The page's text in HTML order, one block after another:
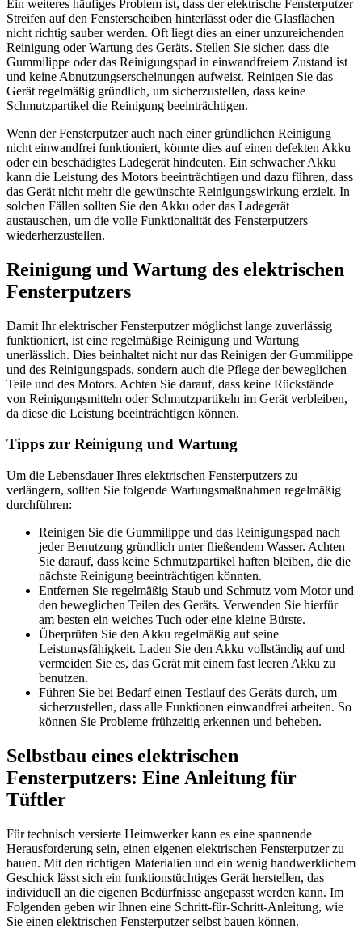
Ein weiteres häufiges Problem ist, dass der elektrische Fensterputzer
Streifen auf den Fensterscheiben hinterlässt oder die Glasflächen
nicht richtig sauber werden. Oft liegt dies an einer unzureichenden
Reinigung oder Wartung des Geräts. Stellen Sie sicher, dass die
Gummilippe oder das Reinigungspad in einwandfreiem Zustand ist
und keine Abnutzungserscheinungen aufweist. Reinigen Sie das
Gerät regelmäßig gründlich, um sicherzustellen, dass keine
Schmutzpartikel die Reinigung beeinträchtigen.
Wenn der Fensterputzer auch nach einer gründlichen Reinigung
nicht einwandfrei funktioniert, könnte dies auf einen defekten Akku
oder ein beschädigtes Ladegerät hindeuten. Ein schwacher Akku
kann die Leistung des Motors beeinträchtigen und dazu führen, dass
das Gerät nicht mehr die gewünschte Reinigungswirkung erzielt. In
solchen Fällen sollten Sie den Akku oder das Ladegerät
austauschen, um die volle Funktionalität des Fensterputzers
wiederherzustellen.
Reinigung und Wartung des elektrischen
Fensterputzers
Damit Ihr elektrischer Fensterputzer möglichst lange zuverlässig
funktioniert, ist eine regelmäßige Reinigung und Wartung
unerlässlich. Dies beinhaltet nicht nur das Reinigen der Gummilippe
und des Reinigungspads, sondern auch die Pflege der beweglichen
Teile und des Motors. Achten Sie darauf, dass keine Rückstände
von Reinigungsmitteln oder Schmutzpartikeln im Gerät verbleiben,
da diese die Leistung beeinträchtigen können.
Tipps zur Reinigung und Wartung
Um die Lebensdauer Ihres elektrischen Fensterputzers zu
verlängern, sollten Sie folgende Wartungsmaßnahmen regelmäßig
durchführen:
Reinigen Sie die Gummilippe und das Reinigungspad nach
jeder Benutzung gründlich unter fließendem Wasser. Achten
Sie darauf, dass keine Schmutzpartikel haften bleiben, die die
nächste Reinigung beeinträchtigen könnten.
Entfernen Sie regelmäßig Staub und Schmutz vom Motor und
den beweglichen Teilen des Geräts. Verwenden Sie hierfür
am besten ein weiches Tuch oder eine kleine Bürste.
Überprüfen Sie den Akku regelmäßig auf seine
Leistungsfähigkeit. Laden Sie den Akku vollständig auf und
vermeiden Sie es, das Gerät mit einem fast leeren Akku zu
benutzen.
Führen Sie bei Bedarf einen Testlauf des Geräts durch, um
sicherzustellen, dass alle Funktionen einwandfrei arbeiten. So
können Sie Probleme frühzeitig erkennen und beheben.
Selbstbau eines elektrischen
Fensterputzers: Eine Anleitung für
Tüftler
Für technisch versierte Heimwerker kann es eine spannende
Herausforderung sein, einen eigenen elektrischen Fensterputzer zu
bauen. Mit den richtigen Materialien und ein wenig handwerklichem
Geschick lässt sich ein funktionstüchtiges Gerät herstellen, das
individuell an die eigenen Bedürfnisse angepasst werden kann. Im
Folgenden geben wir Ihnen eine Schritt-für-Schritt-Anleitung, wie
Sie einen elektrischen Fensterputzer selbst bauen können.